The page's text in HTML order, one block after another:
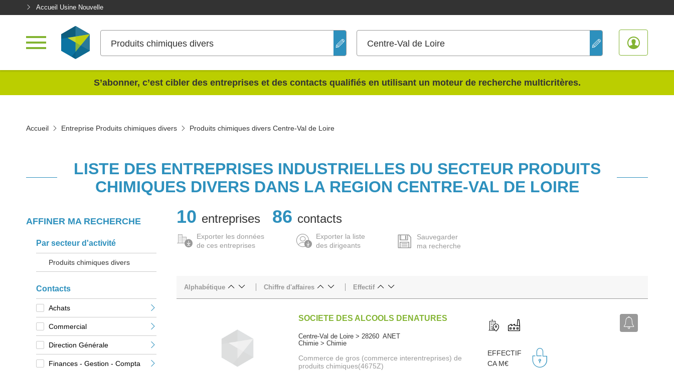
Accueil Usine Nouvelle
Produits chimiques divers Centre-Val de Loire
S’abonner, c’est cibler des entreprises et des contacts qualifiés en utilisant un moteur de recherche multicritères.
Accueil Entreprise Produits chimiques divers Produits chimiques divers Centre-Val de Loire
LISTE DES ENTREPRISES INDUSTRIELLES DU SECTEUR PRODUITS
CHIMIQUES DIVERS DANS LA REGION CENTRE-VAL DE LOIRE
AFFINER MA RECHERCHE
Par secteur d'activité
Produits chimiques divers
Contacts
Achats
Commercial
Direction Générale
Finances - Gestion - Compta
10 entreprises 86 contacts
Exporter les données
de ces entreprises
Exporter la liste
des dirigeants
Sauvegarder
ma recherche
Alphabétique Chiffre d'affaires Effectif
SOCIETE DES ALCOOLS DENATURES
Centre-Val de Loire > 28260 ANET
Chimie > Chimie
Commerce de gros (commerce interentreprises) de
produits chimiques(4675Z)
EFFECTIF
CA M€